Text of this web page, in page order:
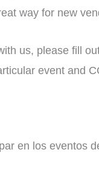
way for new
us, please fill
event and
en los eventos